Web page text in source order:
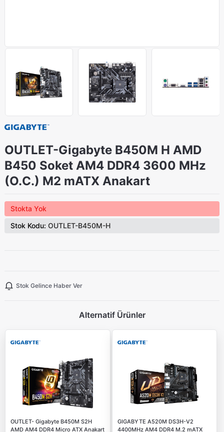
OUTLET-Gigabyte B450M H AMD
B450 Soket AM4 DDR4 3600 MHz
(O.C.) M2 mATX Anakart
Stokta Yok
Stok Kodu: OUTLET-B450M-H
Stok Gelince Haber Ver
Alternatif Ürünler
OUTLET- Gigabyte B450M S2H
AMD AM4 DDR4 Micro ATX Anakart
GIGABYTE A520M DS3H-V2
4400MHz AM4 DDR4 M.2 mATX